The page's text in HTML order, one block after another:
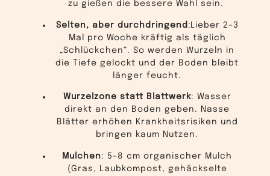
zu gießen die bessere Wahl sein.
Selten, aber durchdringend : Lieber 2–3
Mal pro Woche kräftig als täglich
„Schlückchen“. So werden Wurzeln in
die Tiefe gelockt und der Boden bleibt
länger feucht.
Wurzelzone statt Blattwerk: Wasser
direkt an den Boden geben. Nasse
Blätter erhöhen Krankheitsrisiken und
bringen kaum Nutzen.
Mulchen: 5–8 cm organischer Mulch
(Gras, Laubkompost, gehäckselte